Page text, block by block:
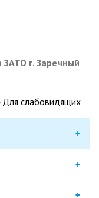
г. Заречный
Для слабовидящих